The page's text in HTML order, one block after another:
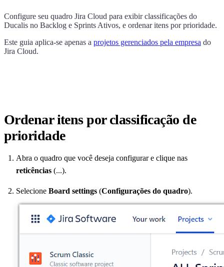
Configure seu quadro Jira Cloud para exibir classificações do
Ducalis no Backlog e Sprints Ativos, e ordenar itens por prioridade.
Este guia aplica-se apenas a projetos gerenciados pela empresa do
Jira Cloud.
Ordenar itens por classificação de
prioridade
Abra o quadro que você deseja configurar e clique nas
reticências (...).
Selecione Board settings (Configurações do quadro).